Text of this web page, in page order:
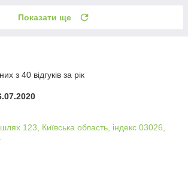
Показати ще
з 40 відгуків за рік
шлях 123, Київська область, індекс 03026,